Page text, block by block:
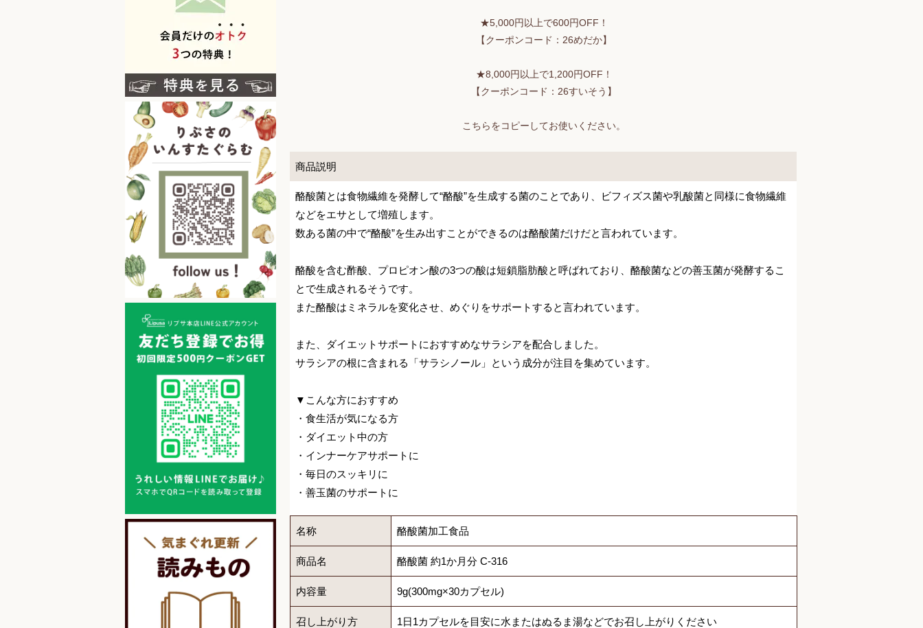
★5,000円以上で600円OFF！
【クーポンコード：26めだか】
★8,000円以上で1,200円OFF！
【クーポンコード：26すいそう】
こちらをコピーしてお使いください。
商品説明
酪酸菌とは食物繊維を発酵して“酪酸”を生成する菌のことであり、ビフィズス菌や乳酸菌と同様に食物繊維
などをエサとして増殖します。
数ある菌の中で“酪酸”を生み出すことができるのは酪酸菌だけだと言われています。
酪酸を含む酢酸、プロピオン酸の3つの酸は短鎖脂肪酸と呼ばれており、酪酸菌などの善玉菌が発酵するこ
とで生成されるそうです。
また酪酸はミネラルを変化させ、めぐりをサポートすると言われています。
また、ダイエットサポートにおすすめなサラシアを配合しました。
サラシアの根に含まれる「サラシノール」という成分が注目を集めています。
▼こんな方におすすめ
・食生活が気になる方
・ダイエット中の方
・インナーケアサポートに
・毎日のスッキリに
・善玉菌のサポートに
名称 酪酸菌加工食品
商品名 酪酸菌 約1か月分 C-316
内容量 9g(300mg×30カプセル)
召し上がり方 1日1カプセルを目安に水またはぬるま湯などでお召し上がりください